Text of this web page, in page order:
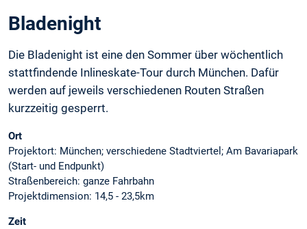
Bladenight
Die Bladenight ist eine den Sommer über wöchentlich
stattfindende Inlineskate-Tour durch München. Dafür
werden auf jeweils verschiedenen Routen Straßen
kurzzeitig gesperrt.
Ort
Projektort: München; verschiedene Stadtviertel; Am Bavariapark
(Start- und Endpunkt)
Straßenbereich: ganze Fahrbahn
Projektdimension: 14,5 - 23,5km
Zeit